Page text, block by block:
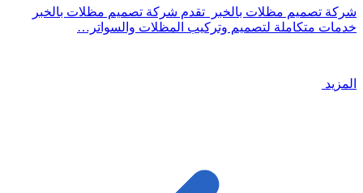
شركة تصميم مظلات بالخبر تقدم شركة تصميم مظلات بالخبر
خدمات متكاملة لتصميم وتركيب المظلات والسواتر…
المزيد